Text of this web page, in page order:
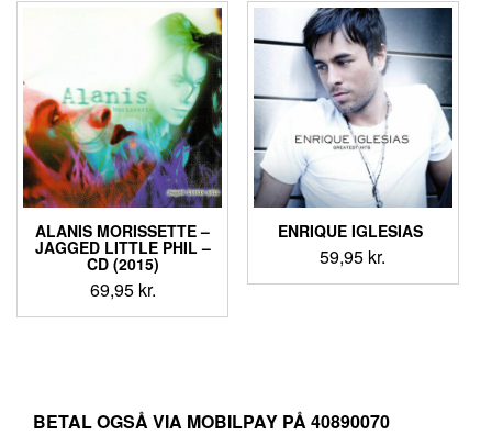
ALANIS MORISSETTE –
JAGGED LITTLE PHIL –
CD (2015)
69,95 kr.
ENRIQUE IGLESIAS ‎
59,95 kr.
BETAL OGSÅ VIA MOBILPAY PÅ 40890070